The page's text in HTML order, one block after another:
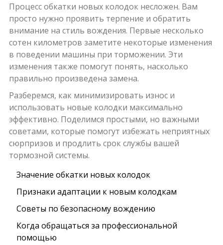
Процесс обкатки новых колодок несложен. Вам
просто нужно проявить терпение и обратить
внимание на стиль вождения. Первые несколько
сотен километров заметите некоторые изменения
в поведении машины при торможении. Эти
изменения также помогут понять, насколько
правильно произведена замена.
Разберемся, как минимизировать износ и
использовать новые колодки максимально
эффективно. Поделимся простыми, но важными
советами, которые помогут избежать неприятных
сюрпризов и продлить срок службы вашей
тормозной системы.
Значение обкатки новых колодок
Признаки адаптации к новым колодкам
Советы по безопасному вождению
Когда обращаться за профессиональной
помощью